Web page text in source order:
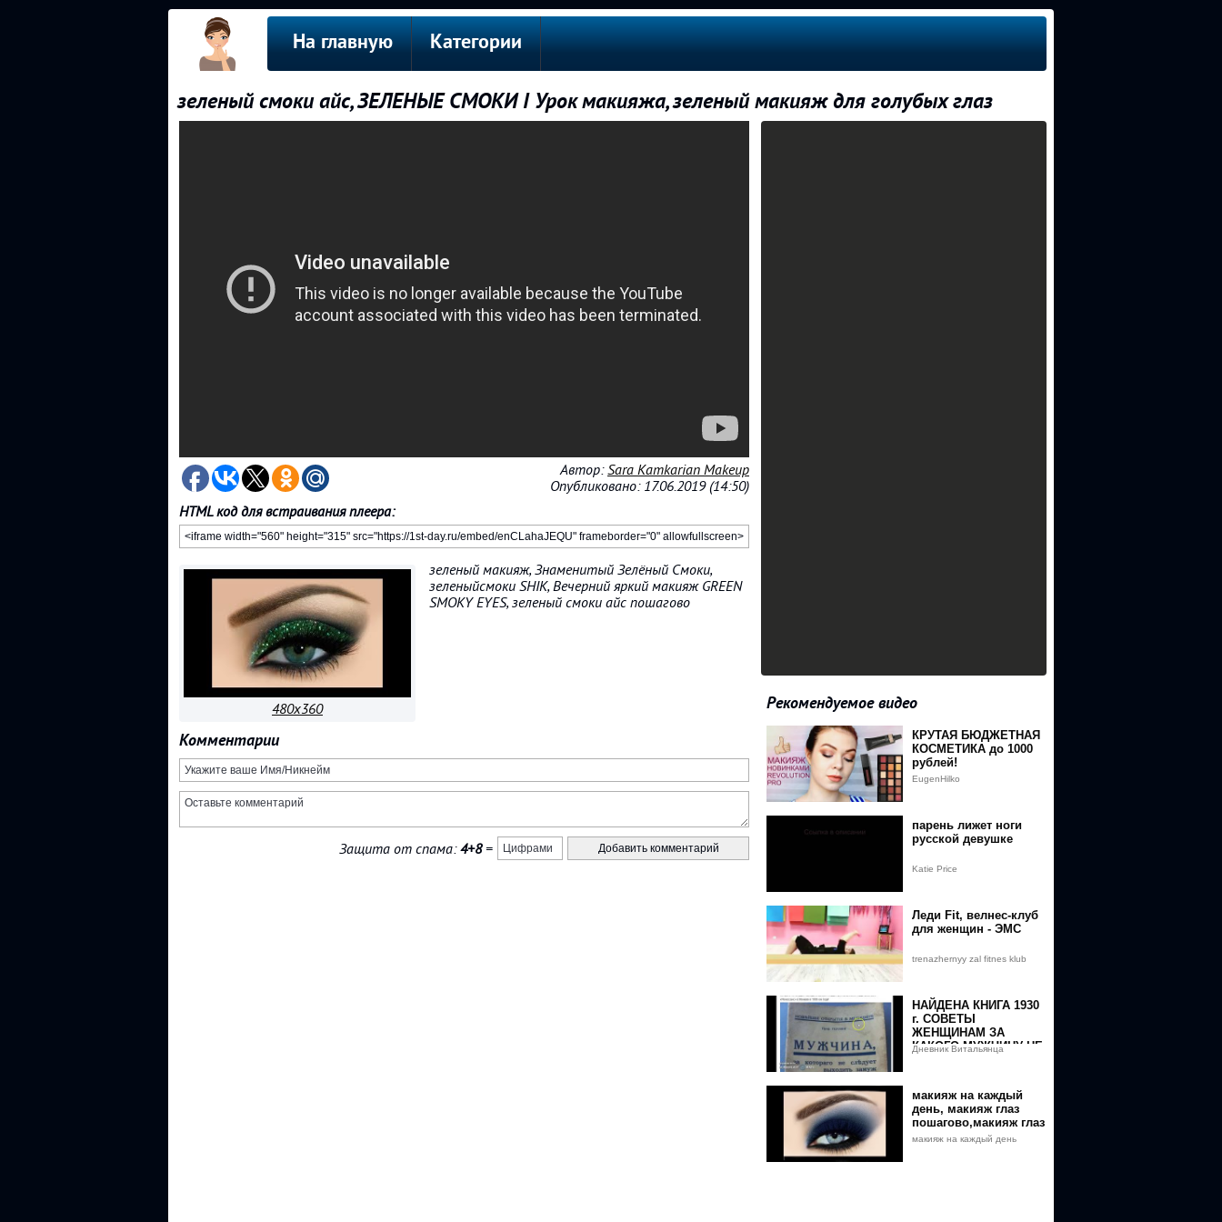
На главную Категории
зеленый смоки айс, ЗЕЛЕНЫЕ СМОКИ I Урок макияжа, зеленый макияж для голубых глаз
Автор:Sara Kamkarian Makeup
Опубликовано: 17.06.2019 (14:50)
HTML код для встраивания плеера:
480x360
зеленый макияж, Знаменитый Зелёный Смоки,
зеленыйсмоки SHIK, Вечерний яркий макияж GREEN
SMOKY EYES, зеленый смоки айс пошагово
Комментарии
Защита от спама:4+8=
Рекомендуемое видео
КРУТАЯ БЮДЖЕТНАЯ
КОСМЕТИКА до 1000
рублей!
EugenHilko
парень лижет ноги
русской девушке
Katie Price
Леди Fit, велнес-клуб
для женщин - ЭМС
trenazhernyy zal fitnes klub
НАЙДЕНА КНИГА 1930
г. СОВЕТЫ
ЖЕНЩИНАМ ЗА
КАКОГО МУЖЧИНУ НЕ
Дневник Витальянца
макияж на каждый
день, макияж глаз
пошагово,макияж глаз
видео
макияж на каждый день